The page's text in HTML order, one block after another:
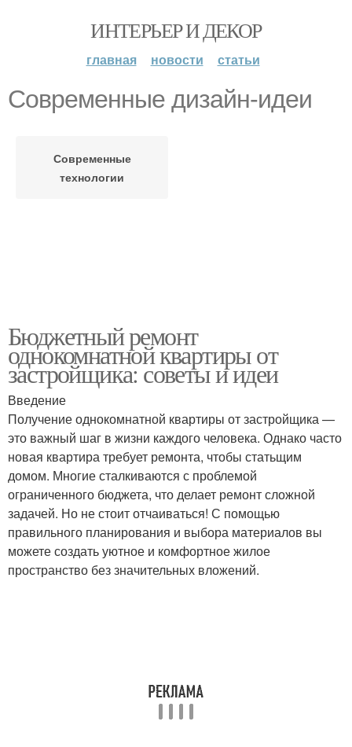
ИНТЕРЬЕР И ДЕКОР
главная новости статьи
Современные дизайн-идеи
Современные
технологии
Бюджетный ремонт
однокомнатной квартиры от
застройщика: советы и идеи
Введение
Получение однокомнатной квартиры от застройщика —
это важный шаг в жизни каждого человека. Однако часто
новая квартира требует ремонта, чтобы статьщим
домом. Многие сталкиваются с проблемой
ограниченного бюджета, что делает ремонт сложной
задачей. Но не стоит отчаиваться! С помощью
правильного планирования и выбора материалов вы
можете создать уютное и комфортное жилое
пространство без значительных вложений.